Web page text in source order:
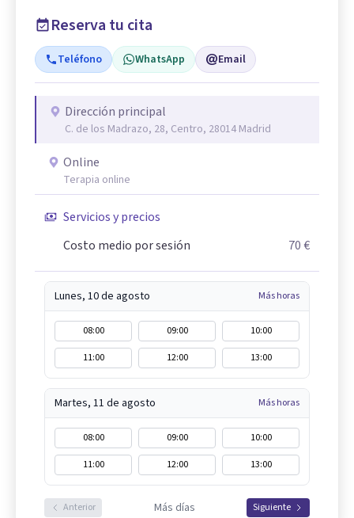
Reserva tu cita
Teléfono WhatsApp Email
Dirección principal
C. de los Madrazo, 28, Centro, 28014 Madrid
Online
Terapia online
Servicios y precios
Costo medio por sesión
70 €
Lunes, 10 de agosto Más horas
08:00 09:00
10:00
11:00
12:00 13:00
Martes, 11 de agosto Más horas
08:00 09:00
10:00
11:00
12:00 13:00
Anterior Más días Siguiente